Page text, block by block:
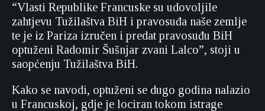
“Vlasti Republike Francuske su udovoljile
zahtjevu Tužilaštva BiH i pravosuđa naše zemlje
te je iz Pariza izručen i predat pravosuđu BiH
optuženi Radomir Šušnjar zvani Lalco”, stoji u
saopćenju Tužilaštva BiH.
Kako se navodi, optuženi se dugo godina nalazio
u Francuskoj, gdje je lociran tokom istrage